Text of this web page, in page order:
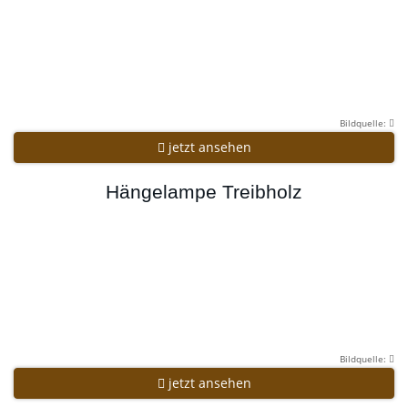
Bildquelle:
jetzt ansehen
Hängelampe Treibholz
Bildquelle:
jetzt ansehen